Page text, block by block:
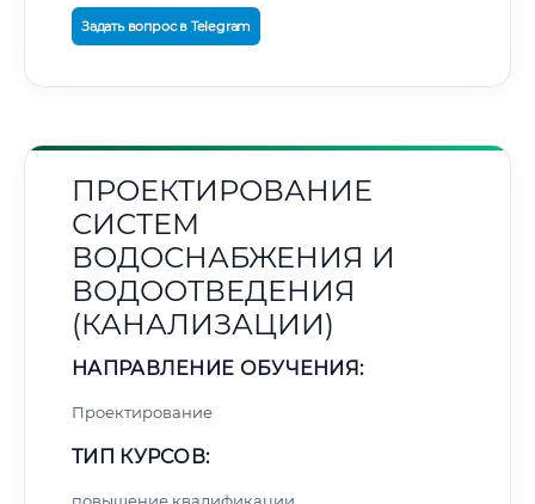
Задать вопрос в Telegram
ПРОЕКТИРОВАНИЕ
СИСТЕМ
ВОДОСНАБЖЕНИЯ И
ВОДООТВЕДЕНИЯ
(КАНАЛИЗАЦИИ)
НАПРАВЛЕНИЕ ОБУЧЕНИЯ:
Проектирование
ТИП КУРСОВ: